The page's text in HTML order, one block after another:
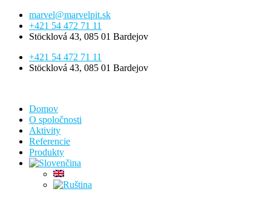
Preskočiť
obsah
marvel@marvelpit.sk
+421 54 472 71 11
Stöcklová 43, 085 01 Bardejov
+421 54 472 71 11
Stöcklová 43, 085 01 Bardejov
Domov
O spoločnosti
Aktivity
Referencie
Produkty